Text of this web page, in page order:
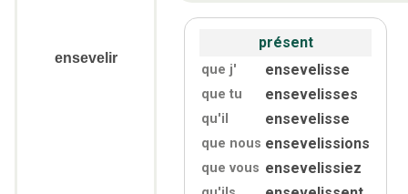
ensevelir
présent
que j' ensevelisse
que tu ensevelisses
qu'il ensevelisse
que nous ensevelissions
que vous ensevelissiez